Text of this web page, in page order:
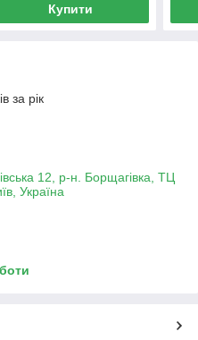
Купити
за рік
12, р-н. Борщагівка, ТЦ
Україна